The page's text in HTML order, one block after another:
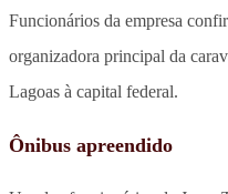
Funcionários da empresa
organizadora principal da
Lagoas à capital federal.
Ônibus apreendido